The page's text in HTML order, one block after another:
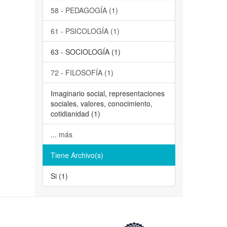
58 - PEDAGOGÍA (1)
61 - PSICOLOGÍA (1)
63 - SOCIOLOGÍA (1)
72 - FILOSOFÍA (1)
Imaginario social, representaciones
sociales, valores, conocimiento,
cotidianidad (1)
... más
Tiene Archivo(s)
Si (1)